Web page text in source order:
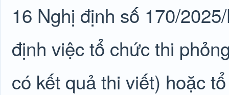
16 Nghị định số 170/
định việc tổ chức thi
có kết quả thi viết) hoặc